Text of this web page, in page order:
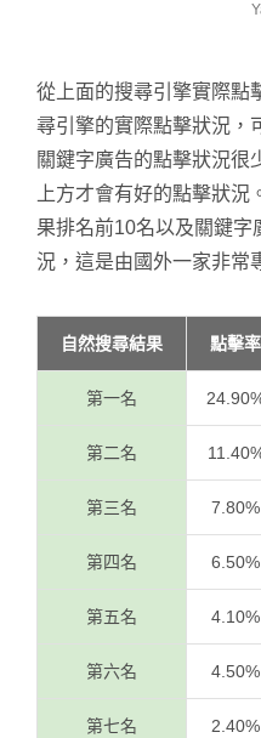
從上面的搜尋引擎實際點
尋引擎的實際點擊狀況，
關鍵字廣告的點擊狀況很
上方才會有好的點擊狀
果排名前10名以及關鍵
況，這是由國外一家非常
自然搜尋結果 點擊率
第一名
第二名
第三名 7.80%
第四名 6.50%
第五名 4.10%
第六名 4.50%
第七名 2.40%